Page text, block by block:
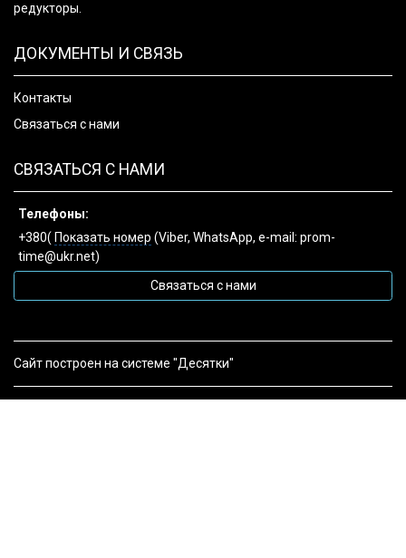
редукторы.
ДОКУМЕНТЫ И СВЯЗЬ
Контакты
Связаться с нами
СВЯЗАТЬСЯ С НАМИ
Телефоны:
+380( Показать номер (Viber, WhatsApp, e-mail: prom-
time@ukr.net)
Связаться с нами
Сайт построен на системе "Десятки"